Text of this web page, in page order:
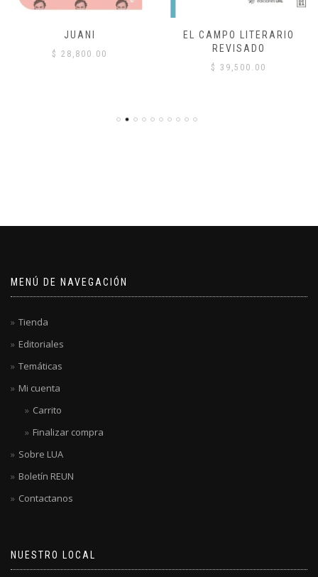
JUANI
$ 28,800.00
EL CAMPO LITERARIO
REVISADO
$ 39,500.00
MENÚ DE NAVEGACIÓN
Tienda
Editoriales
Temáticas
Mi cuenta
Carrito
Finalizar compra
Sobre LUA
Boletín REUN
Contactanos
NUESTRO LOCAL